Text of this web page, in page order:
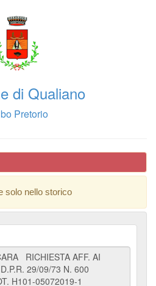
di Qualiano
Pretorio
solo nello storico